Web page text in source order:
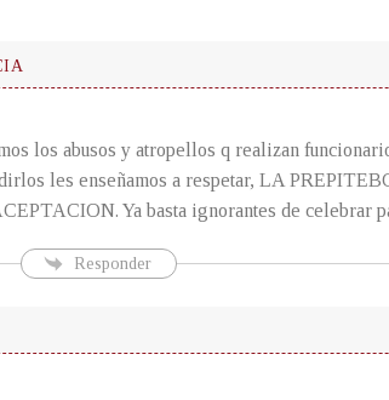
los abusos y atropellos q realizan
les enseñamos a respetar, LA
Ya basta ignorantes de celebrar
Responder